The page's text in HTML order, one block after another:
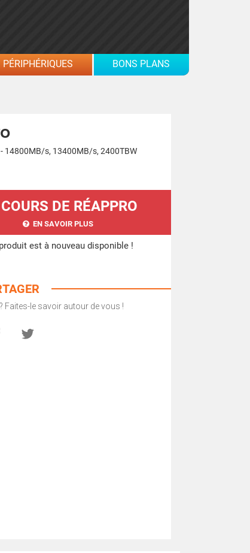
PÉRIPHÉRIQUES BONS PLANS
14800MB/s, 13400MB/s, 2400TBW
DE RÉAPPRO
EN SAVOIR PLUS
est à nouveau disponible !
Faites-le savoir autour de vous !